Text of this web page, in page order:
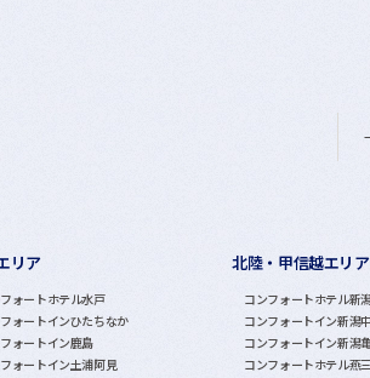
リア
ォートホテル水戸
ォートインひたちなか
ォートイン鹿島
ォートイン土浦阿見
北陸・甲信越エリア
コンフォートホテル新
コンフォートイン新潟
コンフォートイン新潟
コンフォートホテル燕